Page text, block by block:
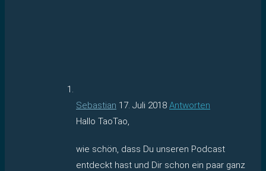
Sebastian 17. Juli 2018 Antworten
Hallo TaoTao,
wie schön, dass Du unseren Podcast
entdeckt hast und Dir schon ein paar ganz